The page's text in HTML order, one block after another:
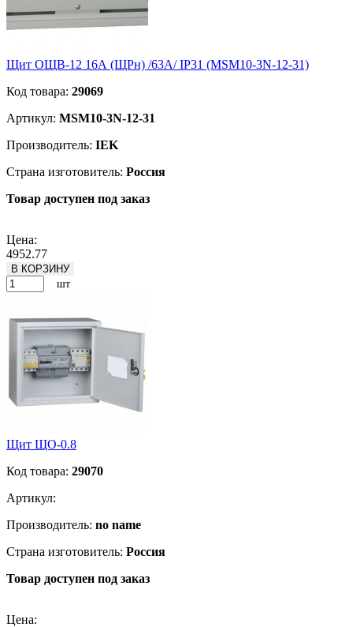
Щит ОЩВ-12 16А (ЩРн) /63А/ IP31 (MSM10-3N-12-31)
Код товара: 29069
Артикул: MSM10-3N-12-31
Производитель: IEK
Страна изготовитель: Россия
Товар доступен под заказ
Цена:
4952.77
В КОРЗИНУ
шт
Щит ЩО-0.8
Код товара: 29070
Артикул:
Производитель: no name
Страна изготовитель: Россия
Товар доступен под заказ
Цена: